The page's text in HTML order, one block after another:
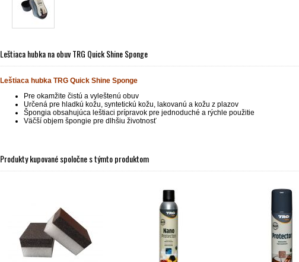
Leštiaca hubka na obuv TRG Quick Shine Sponge
Leštiaca hubka TRG Quick Shine Sponge
Pre okamžite čistú a vyleštenú obuv
Určená pre hladkú kožu, syntetickú kožu, lakovanú a kožu z plazov
Špongia obsahujúca leštiaci prípravok pre jednoduché a rýchle použitie
Väčší objem špongie pre dlhšiu životnosť
Produkty kupované spoločne s týmto produktom